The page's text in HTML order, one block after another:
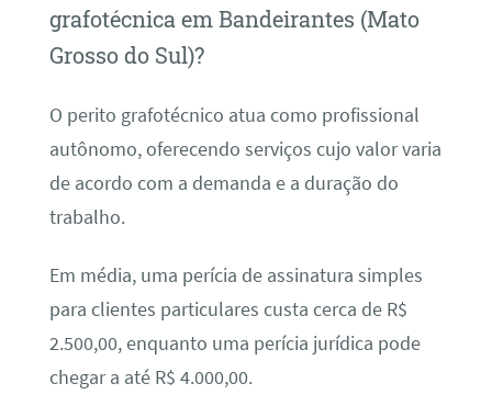
grafotécnica em Bandeirantes (Mato
Grosso do Sul)?
O perito grafotécnico atua como profissional
autônomo, oferecendo serviços cujo valor varia
de acordo com a demanda e a duração do
trabalho.
Em média, uma perícia de assinatura simples
para clientes particulares custa cerca de R$
2.500,00, enquanto uma perícia jurídica pode
chegar a até R$ 4.000,00.